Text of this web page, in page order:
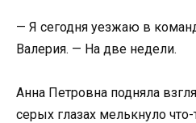
— Я сегодня уезжаю в
Валерия. — На две недели.
Анна Петровна подняла
серых глазах мелькнуло